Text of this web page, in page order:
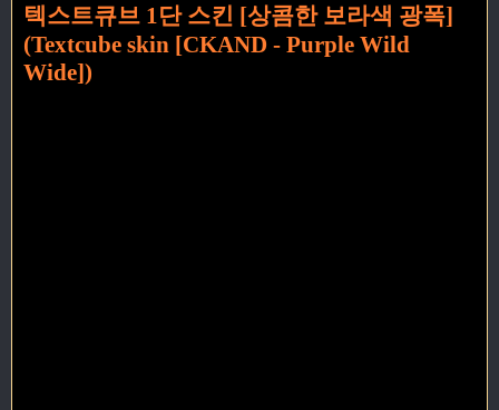
텍스트큐브 1단 스킨 [상콤한 보라색 광폭]
(Textcube skin [CKAND - Purple Wild
Wide])